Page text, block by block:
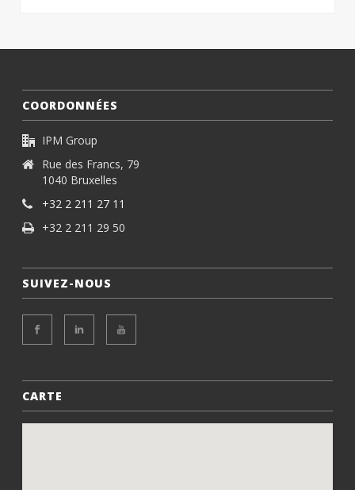
COORDONNÉES
IPM Group
Rue des Francs, 79
1040 Bruxelles
+32 2 211 27 11
+32 2 211 29 50
SUIVEZ-NOUS
CARTE